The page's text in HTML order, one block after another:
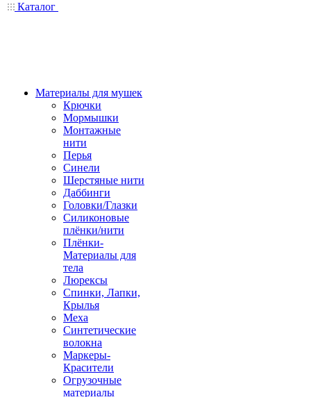
Каталог
Материалы для мушек
Крючки
Мормышки
Монтажные
нити
Перья
Синели
Шерстяные нити
Даббинги
Головки/Глазки
Силиконовые
плёнки/нити
Плёнки-
Материалы для
тела
Люрексы
Спинки, Лапки,
Крылья
Меха
Синтетические
волокна
Маркеры-
Красители
Огрузочные
материалы